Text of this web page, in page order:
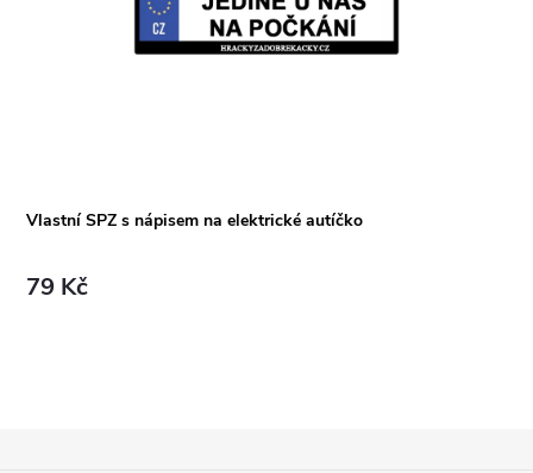
Vlastní SPZ s nápisem na elektrické autíčko
79 Kč